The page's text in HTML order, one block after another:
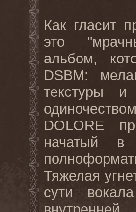
Как гласит
это
альбом,
DSBM:
текстуры и
DOLORE
начатый
Тяжелая
сути